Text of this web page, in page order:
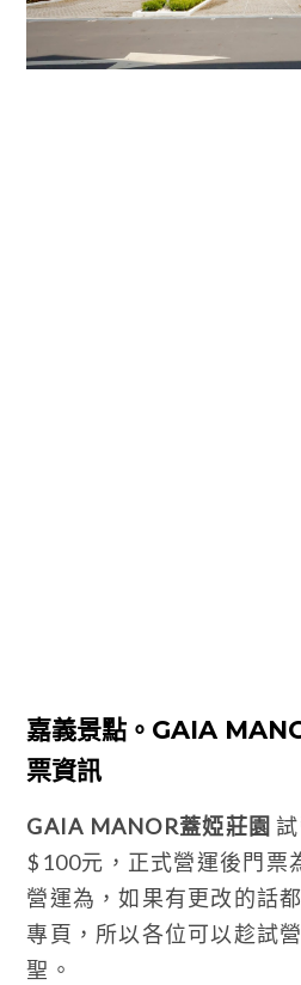
嘉義景點。GAIA
票資訊
GAIA MANOR蓋婭莊園
$100元，正式營運後門票
營運為，如果有更改的話
專頁，所以各位可以趁試
聖。